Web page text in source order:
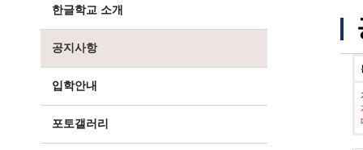
한글학교 소개
공지사항
입학안내
포토갤러리